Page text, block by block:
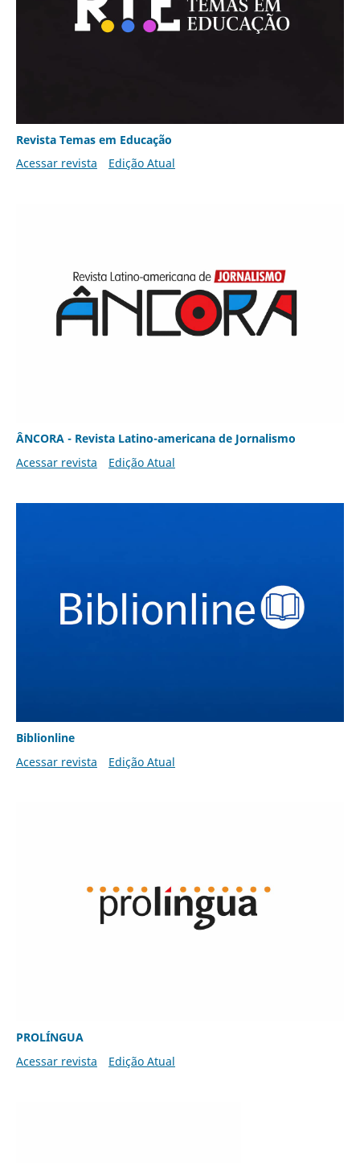
Revista Temas em Educação
Acessar revista
Edição Atual
ÂNCORA - Revista Latino-americana de Jornalismo
Acessar revista
Edição Atual
Biblionline
Acessar revista
Edição Atual
PROLÍNGUA
Acessar revista
Edição Atual